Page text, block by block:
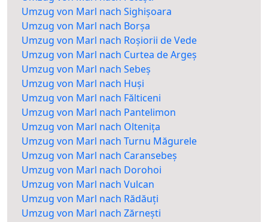
Umzug von Marl nach Sighișoara
Umzug von Marl nach Borșa
Umzug von Marl nach Roșiorii de Vede
Umzug von Marl nach Curtea de Argeș
Umzug von Marl nach Sebeș
Umzug von Marl nach Huși
Umzug von Marl nach Fălticeni
Umzug von Marl nach Pantelimon
Umzug von Marl nach Oltenița
Umzug von Marl nach Turnu Măgurele
Umzug von Marl nach Caransebeș
Umzug von Marl nach Dorohoi
Umzug von Marl nach Vulcan
Umzug von Marl nach Rădăuți
Umzug von Marl nach Zărnești